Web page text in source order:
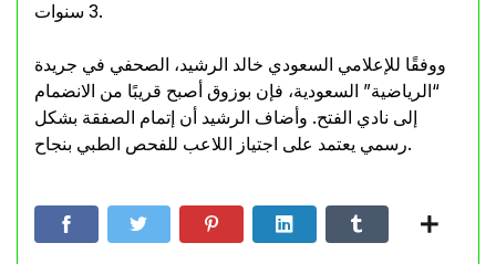
3 سنوات.
ووفقًا للإعلامي السعودي خالد الرشيد، الصحفي في جريدة
“الرياضية” السعودية، فإن بوزوق أصبح قريبًا من الانضمام
إلى نادي الفتح. وأضاف الرشيد أن إتمام الصفقة بشكل
رسمي يعتمد على اجتياز اللاعب للفحص الطبي بنجاح.